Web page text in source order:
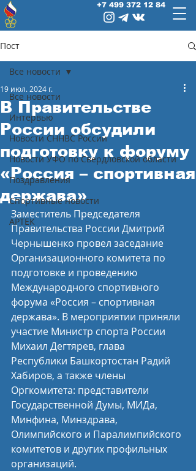
+7 499 372 12 84
Пост
Все новости
Интервью
Новости СННВС России
Новости УФО по Свердловской области
Поздравления
Спортивные новости
АРТЕК
Все новости
В Правительстве
России обсудили
подготовку к форуму
«Россия – спортивная
держава»
19 июл. 2024 г.
Заместитель Председателя
Правительства России Дмитрий
Чернышенко провел заседание
Организационного комитета по
подготовке и проведению
Международного спортивного
форума «Россия – спортивная
держава». В мероприятии приняли
участие Министр спорта России
Михаил Дегтярев, глава
Республики Башкортостан Радий
Хабиров, а также члены
Оргкомитета: представители
Государственной Думы, МИДа,
Минфина, Минздрава,
Олимпийского и Паралимпийского
комитетов и других профильных
организаций.